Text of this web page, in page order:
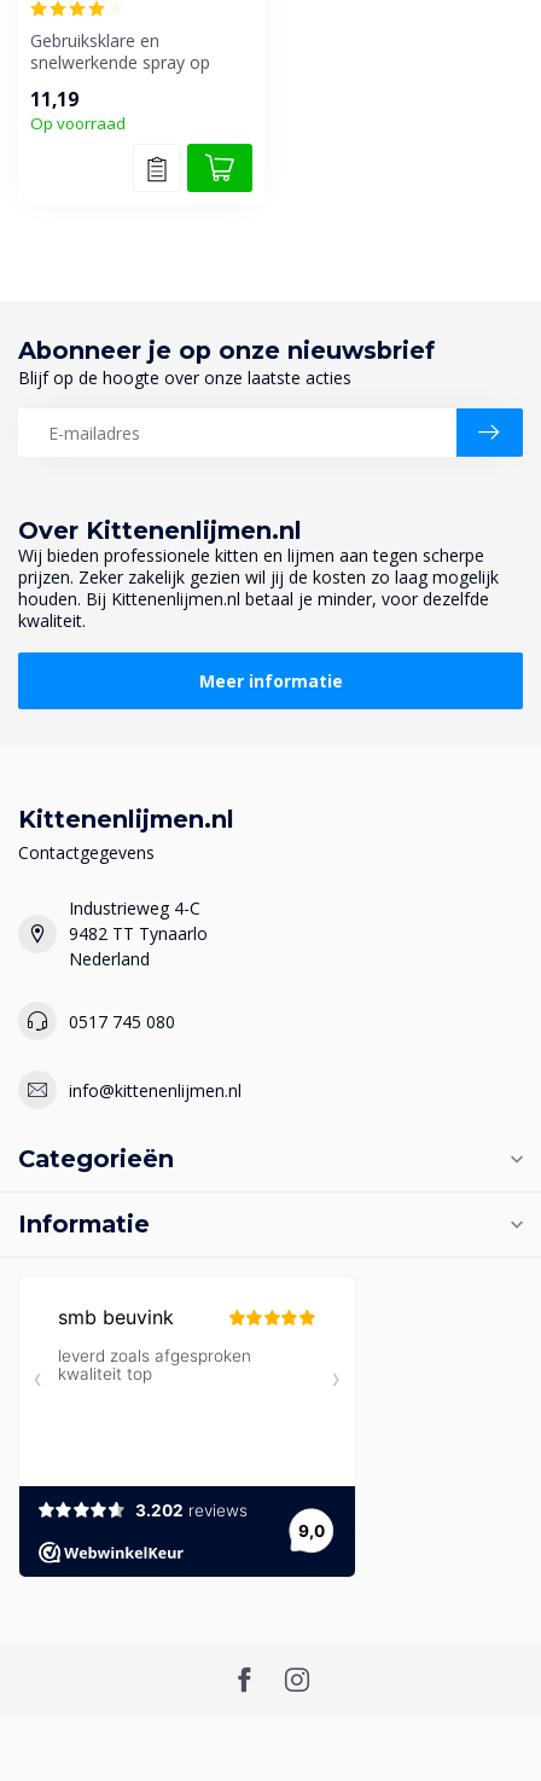
Gebruiksklare en
snelwerkende spray op
voor het verwi...
11,19
Op voorraad
Over Kittenenlijmen.nl
Wij bieden professionele kitten en lijmen aan tegen scherpe
prijzen. Zeker zakelijk gezien wil jij de kosten zo laag mogelijk
houden. Bij Kittenenlijmen.nl betaal je minder, voor dezelfde
kwaliteit.
Meer informatie
Abonneer je op onze nieuwsbrief
Blijf op de hoogte over onze laatste acties
Kittenenlijmen.nl
Contactgegevens
Industrieweg 4-C
9482 TT Tynaarlo
Nederland
0517 745 080
info@kittenenlijmen.nl
Categorieën
Informatie